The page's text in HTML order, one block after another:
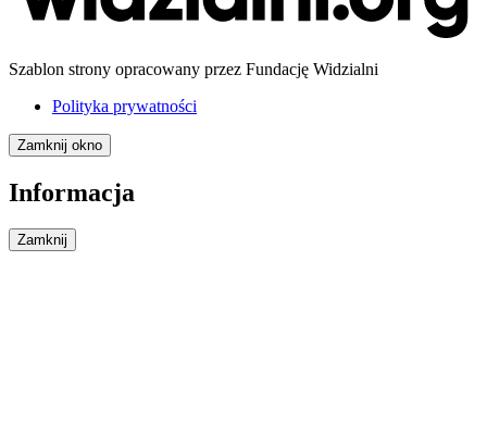
Szablon strony opracowany przez Fundację Widzialni
Polityka prywatności
Zamknij okno
Informacja
Zamknij